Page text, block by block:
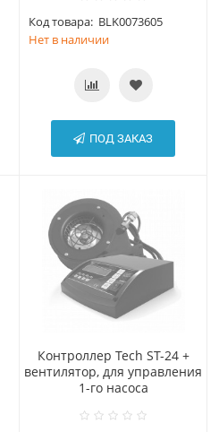
Код товара: BLK0073605
Нет в наличии
ПОД ЗАКАЗ
Контроллер Tech ST-24 +
вентилятор, для управления
1-го насоса